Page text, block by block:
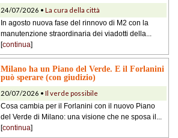
24/07/2026 • La cura della città
In agosto nuova fase del rinnovo di M2 con la
manutenzione straordinaria dei viadotti della...
[continua]
Milano ha un Piano del Verde. E il Forlanini
può sperare (con giudizio)
20/07/2026 • Il verde possibile
Cosa cambia per il Forlanini con il nuovo Piano
del Verde di Milano: una visione che ne sposa il...
[continua]